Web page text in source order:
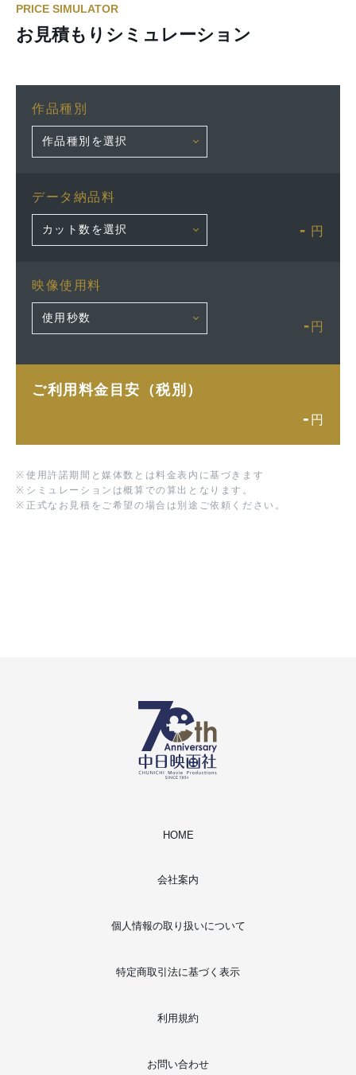
PRICE SIMULATOR
お見積もりシミュレーション
作品種別
データ納品料
- 円
映像使用料
- 円
ご利用料金目安（税別）
- 円
※ 使用許諾期間と媒体数とは料金表内に基づきます
※ シミュレーションは概算での算出となります。
※ 正式なお見積をご希望の場合は別途ご依頼ください。
HOME
会社案内
個人情報の取り扱いについて
特定商取引法に基づく表示
利用規約
お問い合わせ